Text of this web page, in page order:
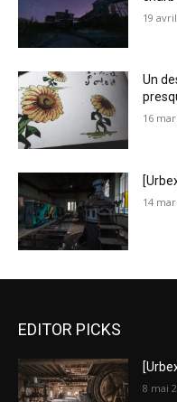
19
Un
16
14
EDITOR PICKS
8 mai